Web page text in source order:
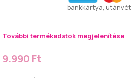
bankkártya, utánvét
További termékadatok megjelenítése
9.990 Ft